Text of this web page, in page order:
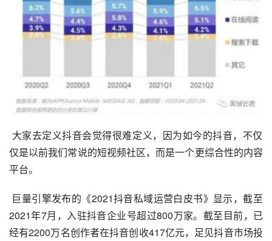
仅是以前我们常说的短视频社区，而是一个更综合性的内容
平台。
巨量引擎发布的《2021抖音私域运营白皮书》显示，截至
2021年7月，入驻抖音企业号超过800万家。截至目前，已
经有2200万名创作者在抖音创收417亿元，足见抖音市场投